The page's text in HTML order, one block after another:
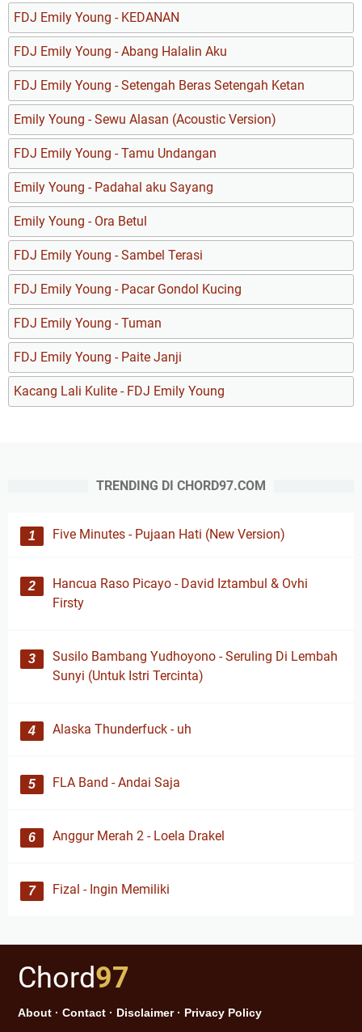
FDJ Emily Young - KEDANAN
FDJ Emily Young - Abang Halalin Aku
FDJ Emily Young - Setengah Beras Setengah Ketan
Emily Young - Sewu Alasan (Acoustic Version)
FDJ Emily Young - Tamu Undangan
Emily Young - Padahal aku Sayang
Emily Young - Ora Betul
FDJ Emily Young - Sambel Terasi
FDJ Emily Young - Pacar Gondol Kucing
FDJ Emily Young - Tuman
FDJ Emily Young - Paite Janji
Kacang Lali Kulite - FDJ Emily Young
TRENDING DI CHORD97.COM
Five Minutes - Pujaan Hati (New Version)
Hancua Raso Picayo - David Iztambul & Ovhi
Firsty
Susilo Bambang Yudhoyono - Seruling Di Lembah
Sunyi (Untuk Istri Tercinta)
Alaska Thunderfuck - uh
FLA Band - Andai Saja
Anggur Merah 2 - Loela Drakel
Fizal - Ingin Memiliki
Chord97
About · Contact · Disclaimer· Privacy Policy